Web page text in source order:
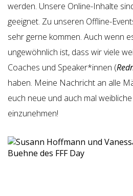
werden. Unsere Online-Inhalte
geeignet. Zu unseren Offline-
sehr gerne kommen. Auch wenn
ungewöhnlich ist, dass wir viele
Coaches und Speaker*innen (
haben. Meine Nachricht an alle
euch neue und auch mal
einzunehmen!